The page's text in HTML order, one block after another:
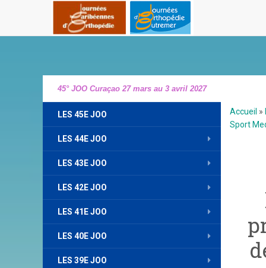
45° JOO Curaçao 27 mars au 3 avril 2027
LES 45E JOO
LES 44E JOO
LES 43E JOO
LES 42E JOO
LES 41E JOO
LES 40E JOO
LES 39E JOO
Accueil »
Sport